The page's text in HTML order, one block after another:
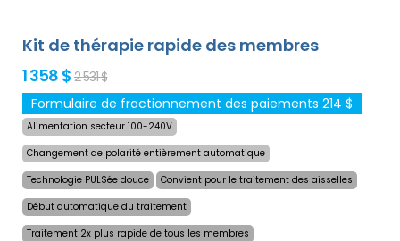
Kit de thérapie rapide des membres
1 358 $ 2 531 $
Formulaire de fractionnement des paiements 214 $
Alimentation secteur 100-240V
Changement de polarité entièrement automatique
Technologie PULSée douce
Convient pour le traitement des aisselles
Début automatique du traitement
Traitement 2x plus rapide de tous les membres